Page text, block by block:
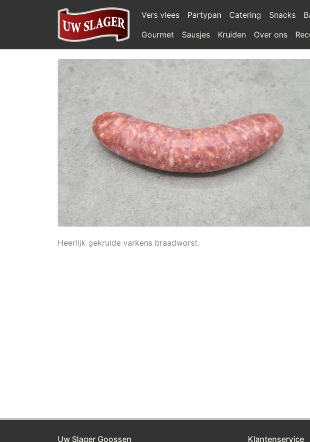
Vers vlees Partypan Catering Snacks
Gourmet
Sausjes Kruiden Over ons
Heerlijk gekruide varkens braadworst.
Uw Slager Goossen Klantenservice